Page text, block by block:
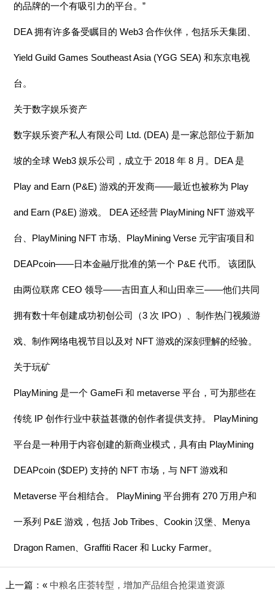
的品牌的一个有吸引力的平台。”
DEA 拥有许多备受瞩目的 Web3 合作伙伴，包括乐天集团、
Yield Guild Games Southeast Asia (YGG SEA) 和东京电视
台。
关于数字娱乐资产
数字娱乐资产私人有限公司 Ltd. (DEA) 是一家总部位于新加
坡的全球 Web3 娱乐公司，成立于 2018 年 8 月。DEA 是
Play and Earn (P&E) 游戏的开发商——最近也被称为 Play
and Earn (P&E) 游戏。 DEA 还经营 PlayMining NFT 游戏平
台、PlayMining NFT 市场、PlayMining Verse 元宇宙项目和
DEAPcoin——日本金融厅批准的第一个 P&E 代币。 该团队
由两位联席 CEO 领导——吉田直人和山田幸三——他们共同
拥有数十年创建成功初创公司（3 次 IPO）、制作热门视频游
戏、制作网络电视节目以及对 NFT 游戏的深刻理解的经验。
关于玩矿
PlayMining 是一个 GameFi 和 metaverse 平台，可为那些在
传统 IP 创作行业中获益甚微的创作者提供支持。 PlayMining
平台是一种用于内容创建的新商业模式，具有由 PlayMining
DEAPcoin ($DEP) 支持的 NFT 市场，与 NFT 游戏和
Metaverse 平台相结合。 PlayMining 平台拥有 270 万用户和
一系列 P&E 游戏，包括 Job Tribes、Cookin 汉堡、Menya
Dragon Ramen、Graffiti Racer 和 Lucky Farmer。
上一篇：« 中粮名庄荟转型，增加产品组合抢渠道资源